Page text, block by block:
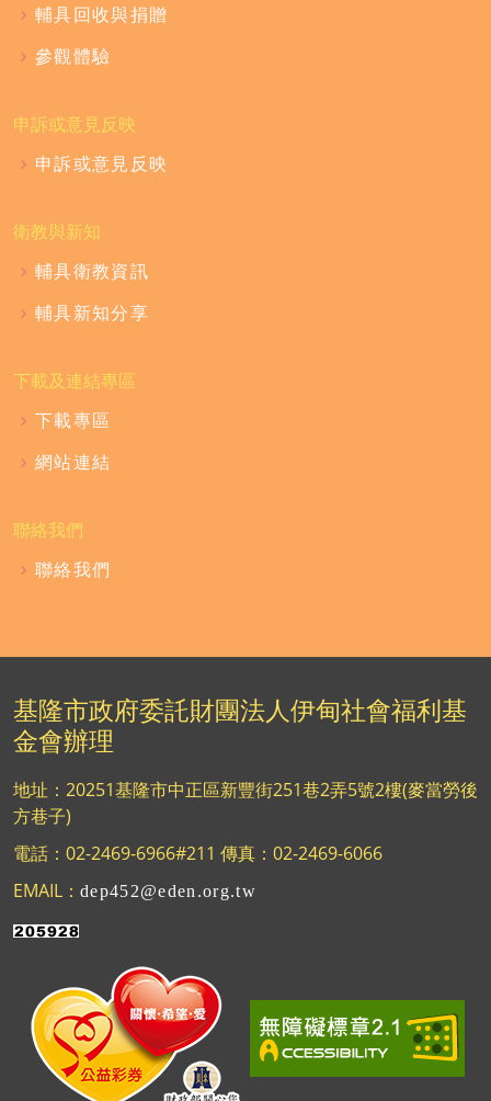
輔具回收與捐贈
參觀體驗
申訴或意見反映
申訴或意見反映
衛教與新知
輔具衛教資訊
輔具新知分享
下載及連結專區
下載專區
網站連結
聯絡我們
聯絡我們
基隆市政府委託財團法人伊甸社會福利基
金會辦理
地址：20251基隆市中正區新豐街251巷2弄5號2樓(麥當勞後
方巷子)
電話：02-2469-6966#211 傳真：02-2469-6066
EMAIL： dep452@eden.org.tw